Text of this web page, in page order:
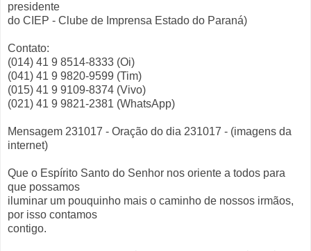
presidente
do CIEP - Clube de Imprensa Estado do Paraná)
Contato:
(014) 41 9 8514-8333 (Oi)
(041) 41 9 9820-9599 (Tim)
(015) 41 9 9109-8374 (Vivo)
(021) 41 9 9821-2381 (WhatsApp)
Mensagem 231017 - Oração do dia 231017 - (imagens da
internet)
Que o Espírito Santo do Senhor nos oriente a todos para
que possamos
iluminar um pouquinho mais o caminho de nossos irmãos,
por isso contamos
contigo.